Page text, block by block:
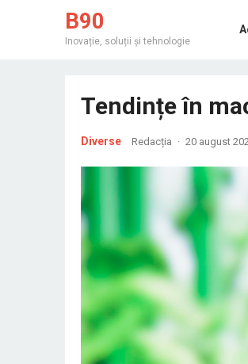
B90
Inovație, soluții și tehnologie
Tendințe în
Diverse Redacția · 20 august